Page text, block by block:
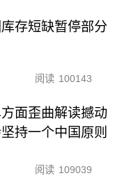
存短缺暂停部分
阅读 100143
面歪曲解读撼动
持一个中国原则
阅读 109039